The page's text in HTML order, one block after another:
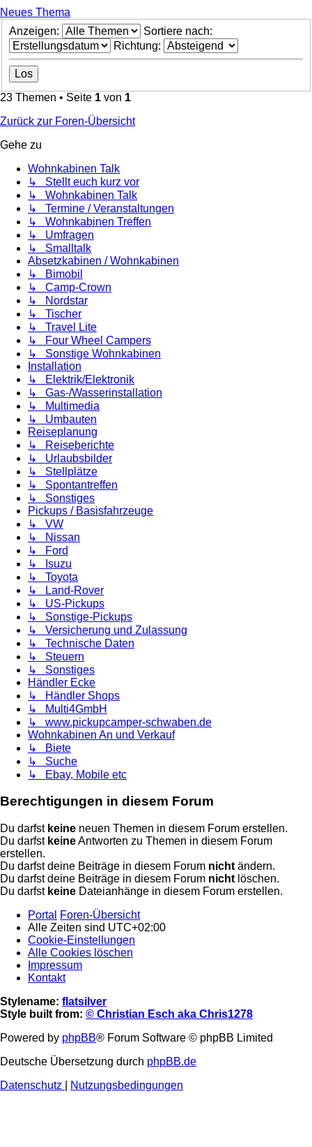
Neues Thema
Anzeigen:
Sortiere nach:
Richtung:
23 Themen • Seite 1 von 1
Zurück zur Foren-Übersicht
Gehe zu
Wohnkabinen Talk
↳ Stellt euch kurz vor
↳ Wohnkabinen Talk
↳ Termine / Veranstaltungen
↳ Wohnkabinen Treffen
↳ Umfragen
↳ Smalltalk
Absetzkabinen / Wohnkabinen
↳ Bimobil
↳ Camp-Crown
↳ Nordstar
↳ Tischer
↳ Travel Lite
↳ Four Wheel Campers
↳ Sonstige Wohnkabinen
Installation
↳ Elektrik/Elektronik
↳ Gas-/Wasserinstallation
↳ Multimedia
↳ Umbauten
Reiseplanung
↳ Reiseberichte
↳ Urlaubsbilder
↳ Stellplätze
↳ Spontantreffen
↳ Sonstiges
Pickups / Basisfahrzeuge
↳ VW
↳ Nissan
↳ Ford
↳ Isuzu
↳ Toyota
↳ Land-Rover
↳ US-Pickups
↳ Sonstige-Pickups
↳ Versicherung und Zulassung
↳ Technische Daten
↳ Steuern
↳ Sonstiges
Händler Ecke
↳ Händler Shops
↳ Multi4GmbH
↳ www.pickupcamper-schwaben.de
Wohnkabinen An und Verkauf
↳ Biete
↳ Suche
↳ Ebay, Mobile etc
Berechtigungen in diesem Forum
Du darfst keine neuen Themen in diesem Forum erstellen.
Du darfst keineAntworten zu Themen in diesem Forum
erstellen.
Du darfst deine Beiträge in diesem Forum nicht ändern.
Du darfst deine Beiträge in diesem Forum nicht löschen.
Du darfst keine Dateianhänge in diesem Forum erstellen.
Portal
Foren-Übersicht
Alle Zeiten sind UTC+02:00
Cookie-Einstellungen
Alle Cookies löschen
Impressum
Kontakt
Stylename: flatsilver
Style built from: © Christian Esch aka Chris1278
Powered by phpBB® Forum Software © phpBB Limited
Deutsche Übersetzung durch phpBB.de
Datenschutz
Nutzungsbedingungen